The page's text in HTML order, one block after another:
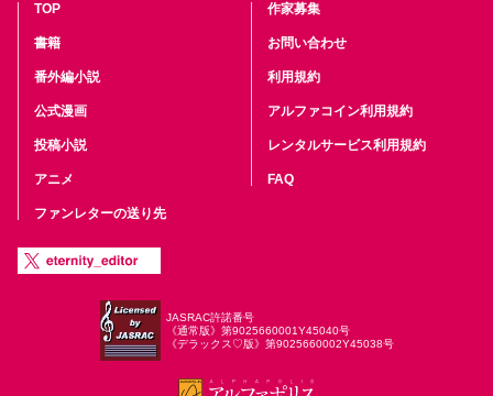
TOP
書籍
番外編小説
公式漫画
投稿小説
アニメ
ファンレターの送り先
作家募集
お問い合わせ
利用規約
アルファコイン利用規約
レンタルサービス利用規約
FAQ
JASRAC許諾番号
《通常版》第9025660001Y45040号
《デラックス♡版》第9025660002Y45038号